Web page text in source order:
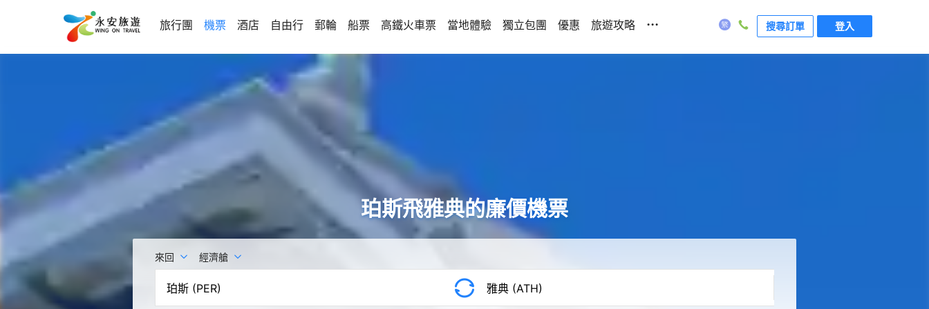
旅行團 機票 酒店 自由行 郵輪 船票 高鐵火車票 當地體驗 獨立包團 優惠 旅遊攻略 ... 搜尋訂單 登入
珀斯飛雅典的廉價機票
來回 經濟艙